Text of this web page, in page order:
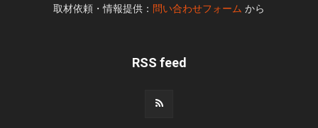
取材依頼・情報提供： 問い合わせフォーム から
RSS feed